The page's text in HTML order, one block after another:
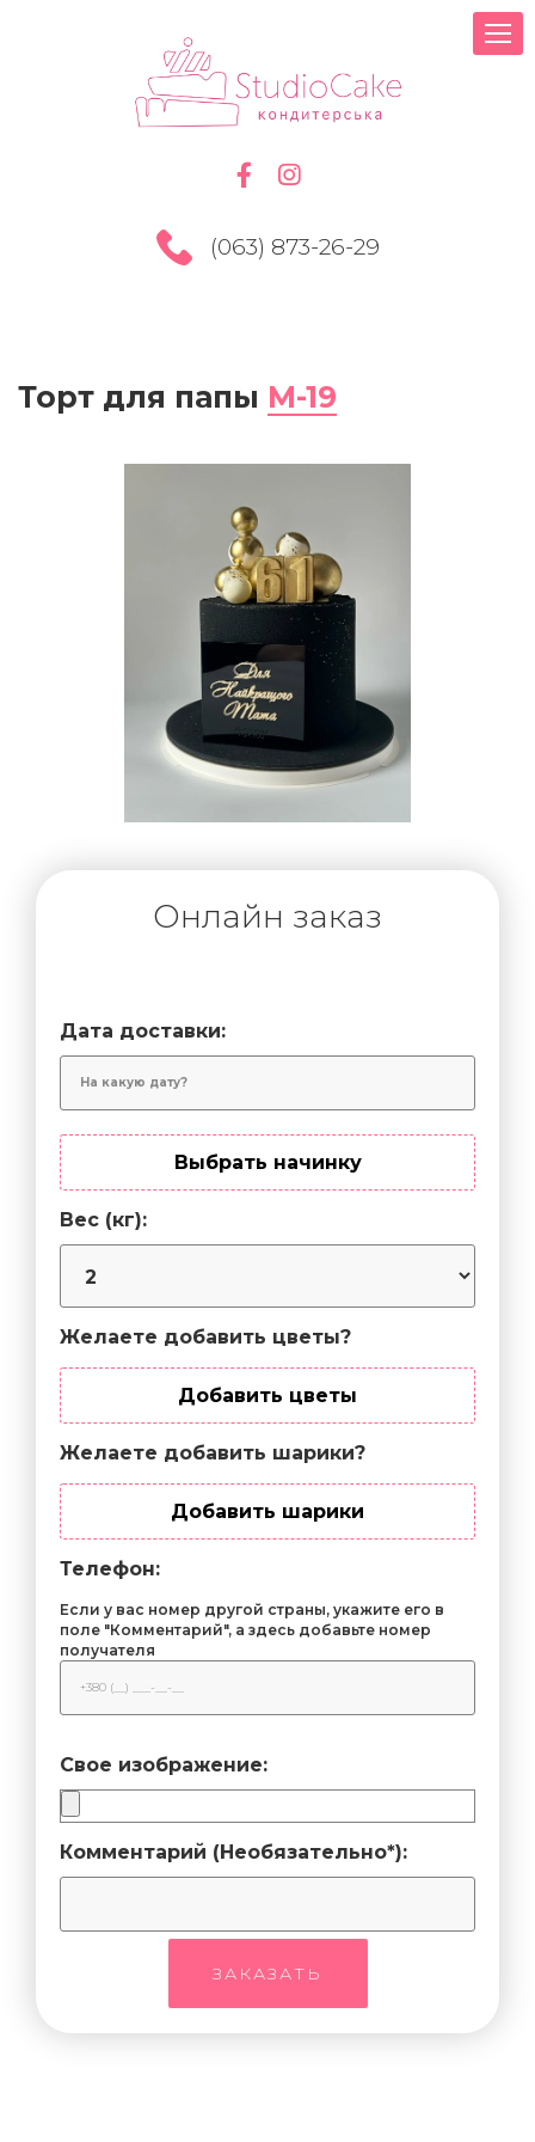
(063) 873-26-29
Торт для папы M-19
Онлайн заказ
Дата доставки:
Выбрать начинку
Вес (кг):
Желаете добавить цветы?
Добавить цветы
Желаете добавить шарики?
Добавить шарики
Телефон:
Если у вас номер другой страны, укажите его в
поле "Комментарий", а здесь добавьте номер
получателя
Свое изображение:
Комментарий (Необязательно*):